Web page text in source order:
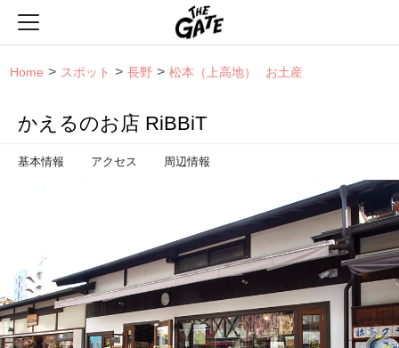
Home スポット 長野 松本（上高地） お土産
かえるのお店 RiBBiT
基本情報 アクセス 周辺情報